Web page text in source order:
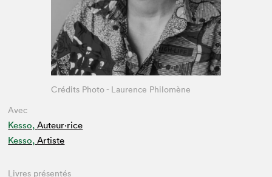
Avec
Kesso, Auteur·rice
Kesso, Artiste
Crédits Photo - Laurence Philomène
Livres présentés